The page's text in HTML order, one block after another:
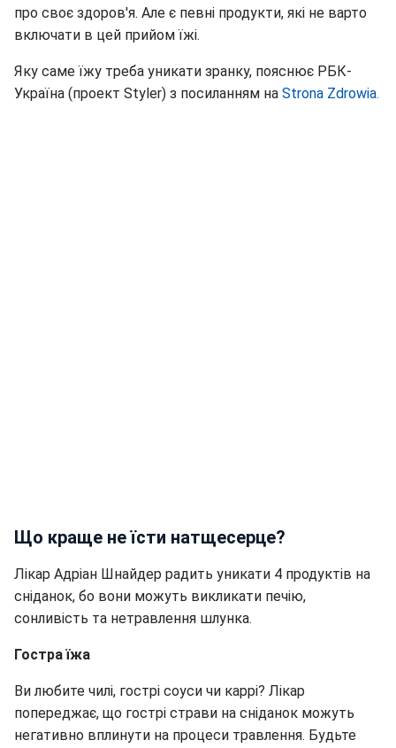
про своє здоров'я. Але є певні продукти, які не варто
включати в цей прийом їжі.
Яку саме їжу треба уникати зранку, пояснює РБК-
Україна (проект Styler) з посиланням на Strona Zdrowia.
Що краще не їсти натщесерце?
Лікар Адріан Шнайдер радить уникати 4 продуктів на
сніданок, бо вони можуть викликати печію,
сонливість та нетравлення шлунка.
Гостра їжа
Ви любите чилі, гострі соуси чи каррі? Лікар
попереджає, що гострі страви на сніданок можуть
негативно вплинути на процеси травлення. Будьте